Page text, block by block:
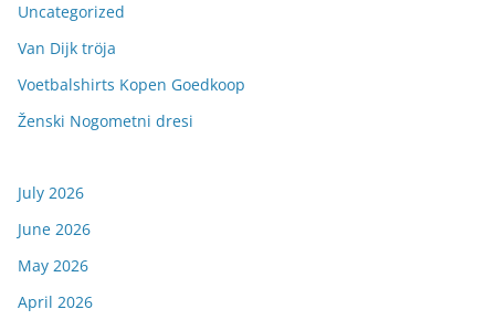
Uncategorized
Van Dijk tröja
Voetbalshirts Kopen Goedkoop
Ženski Nogometni dresi
July 2026
June 2026
May 2026
April 2026